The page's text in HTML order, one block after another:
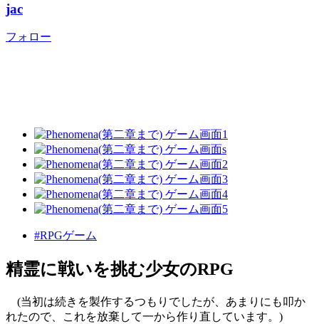
jac
フォロー
#RPGゲーム
精霊に戦いを挑む少女のRPG
(当初は続きを製作するつもりでしたが、あまりにも叩か
れたので、これを放棄して一から作り直しています。)